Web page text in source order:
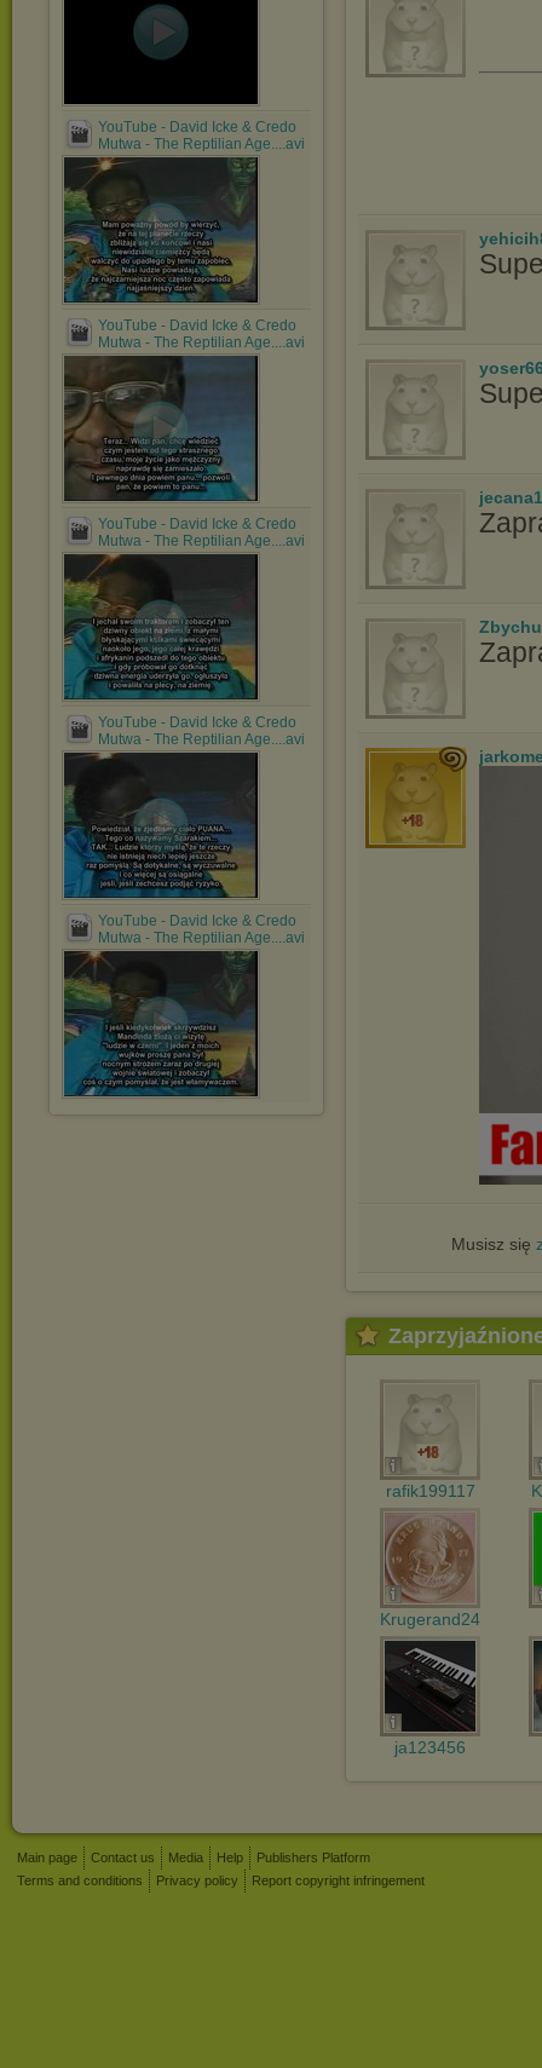
YouTube - David Icke & Credo
Mutwa - The Reptilian Age....avi
YouTube - David Icke & Credo
Mutwa - The Reptilian Age....avi
YouTube - David Icke & Credo
Mutwa - The Reptilian Age....avi
YouTube - David Icke & Credo
Mutwa - The Reptilian Age....avi
YouTube - David Icke & Credo
Mutwa - The Reptilian Age....avi
Musisz się
rafik199117
Krugerand24
ja123456
Main page Contact us Media Help
Publishers Platform
Terms and conditions
Privacy policy Report copyright infringement